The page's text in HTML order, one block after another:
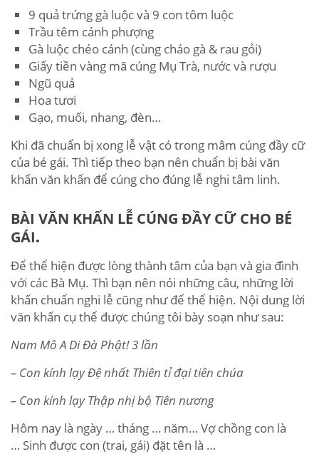
9 quả trứng gà luộc và 9 con tôm luộc
Trầu têm cánh phượng
Gà luộc chéo cánh (cùng cháo gà & rau gỏi)
Giấy tiền vàng mã cúng Mụ Trà, nước và rượu
Ngũ quả
Hoa tươi
Gạo, muối, nhang, đèn…
Khi đã chuẩn bị xong lễ vật có trong mâm cúng đầy cữ
của bé gái. Thì tiếp theo bạn nên chuẩn bị bài văn
khấn văn khấn để cúng cho đúng lễ nghi tâm linh.
BÀI VĂN KHẤN LỄ CÚNG ĐẦY CỮ CHO BÉ
GÁI.
Để thể hiện được lòng thành tâm của bạn và gia đình
với các Bà Mụ. Thì bạn nên nói những câu, những lời
khấn chuẩn nghi lễ cũng như để thể hiện. Nội dung lời
văn khấn cụ thể được chúng tôi bày soạn như sau:
Nam Mô A Di Đà Phật! 3 lần
– Con kính lạy Đệ nhất Thiên tỉ đại tiên chúa
– Con kính lạy Thập nhị bộ Tiên nương
Hôm nay là ngày … tháng … năm… Vợ chồng con là
… Sinh được con (trai, gái) đặt tên là …